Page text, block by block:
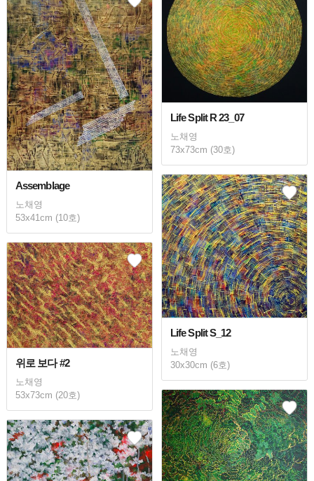
Life Split R 23_07
노채영
73x73cm (30호)
Assemblage
노채영
53x41cm (10호)
Life Split S_12
노채영
30x30cm (6호)
위로 보다 #2
노채영
53x73cm (20호)